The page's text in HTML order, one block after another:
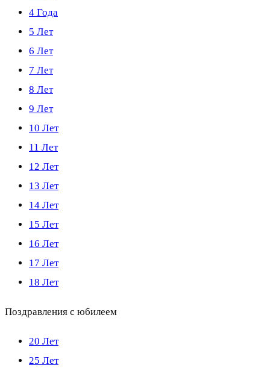
4 Года
5 Лет
6 Лет
7 Лет
8 Лет
9 Лет
10 Лет
11 Лет
12 Лет
13 Лет
14 Лет
15 Лет
16 Лет
17 Лет
18 Лет
Поздравления с юбилеем
20 Лет
25 Лет